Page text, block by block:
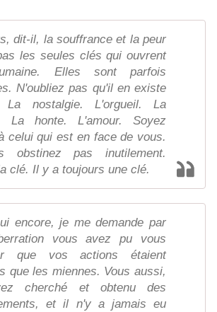
dit-il, la souffrance et la peur
les seules clés qui ouvrent
Elles sont parfois
N'oubliez pas qu'il en existe
La nostalgie. L'orgueil. La
La honte. L'amour. Soyez
celui qui est en face de vous.
obstinez pas inutilement.
clé. Il y a toujours une clé.
encore, je me demande par
vous avez pu vous
que vos actions étaient
que les miennes. Vous aussi,
cherché et obtenu des
et il n'y a jamais eu